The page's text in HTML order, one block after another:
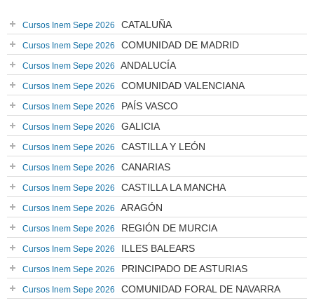
Cursos Inem Sepe 2026 CATALUÑA
Cursos Inem Sepe 2026 COMUNIDAD DE MADRID
Cursos Inem Sepe 2026 ANDALUCÍA
Cursos Inem Sepe 2026 COMUNIDAD VALENCIANA
Cursos Inem Sepe 2026 PAÍS VASCO
Cursos Inem Sepe 2026 GALICIA
Cursos Inem Sepe 2026 CASTILLA Y LEÓN
Cursos Inem Sepe 2026 CANARIAS
Cursos Inem Sepe 2026 CASTILLA LA MANCHA
Cursos Inem Sepe 2026 ARAGÓN
Cursos Inem Sepe 2026 REGIÓN DE MURCIA
Cursos Inem Sepe 2026 ILLES BALEARS
Cursos Inem Sepe 2026 PRINCIPADO DE ASTURIAS
Cursos Inem Sepe 2026 COMUNIDAD FORAL DE NAVARRA